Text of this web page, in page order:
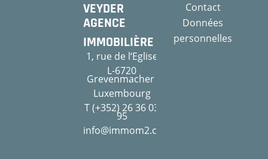
VEYDER
AGENCE
IMMOBILIÈRE
1, rue de l‘Eglise
L-6720
Grevenmacher
Luxembourg
T (+352) 26 36 03
95
info@immom2.com
Contact
Données
personnelles